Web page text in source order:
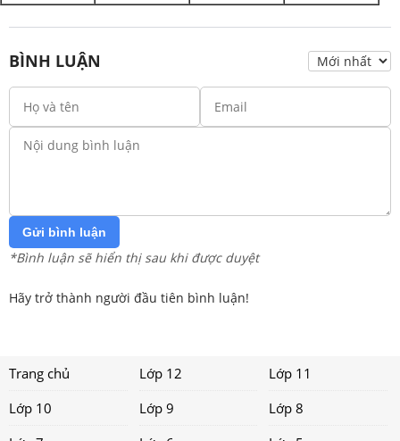
BÌNH LUẬN
Gửi bình luận
*Bình luận sẽ hiển thị sau khi được duyệt
Hãy trở thành người đầu tiên bình luận!
Trang chủ Lớp 12
Lớp 11
Lớp 10
Lớp 9
Lớp 8